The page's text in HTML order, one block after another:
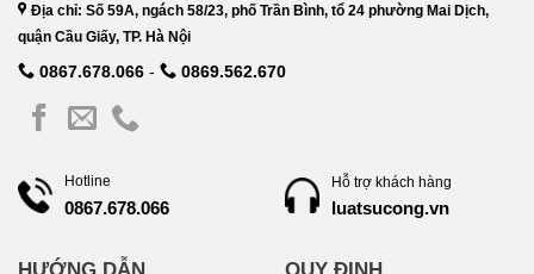
Địa chỉ: Số 59A, ngách 58/23, phố Trần Bình, tổ 24 phường Mai Dịch,
quận Cầu Giấy, TP. Hà Nội
0867.678.066 - 0869.562.670
Hotline
0867.678.066
HƯỚNG DẪN
Hỗ trợ khách hàng
luatsucong.vn
QUY ĐỊNH